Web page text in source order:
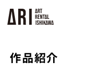
作品紹介